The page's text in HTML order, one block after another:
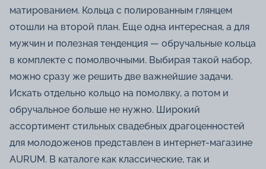
матированием. Кольца с полированным глянцем
отошли на второй план. Еще одна интересная, а для
мужчин и полезная тенденция — обручальные кольца
в комплекте с помолвочными. Выбирая такой набор,
можно сразу же решить две важнейшие задачи.
Искать отдельно кольцо на помолвку, а потом и
обручальное больше не нужно. Широкий
ассортимент стильных свадебных драгоценностей
для молодоженов представлен в интернет-магазине
AURUM. В каталоге как классические, так и